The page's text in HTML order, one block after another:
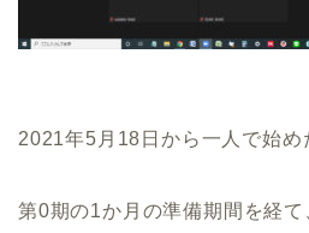
2021年5月18日から一人で始め
第0期の1か月の準備期間を経